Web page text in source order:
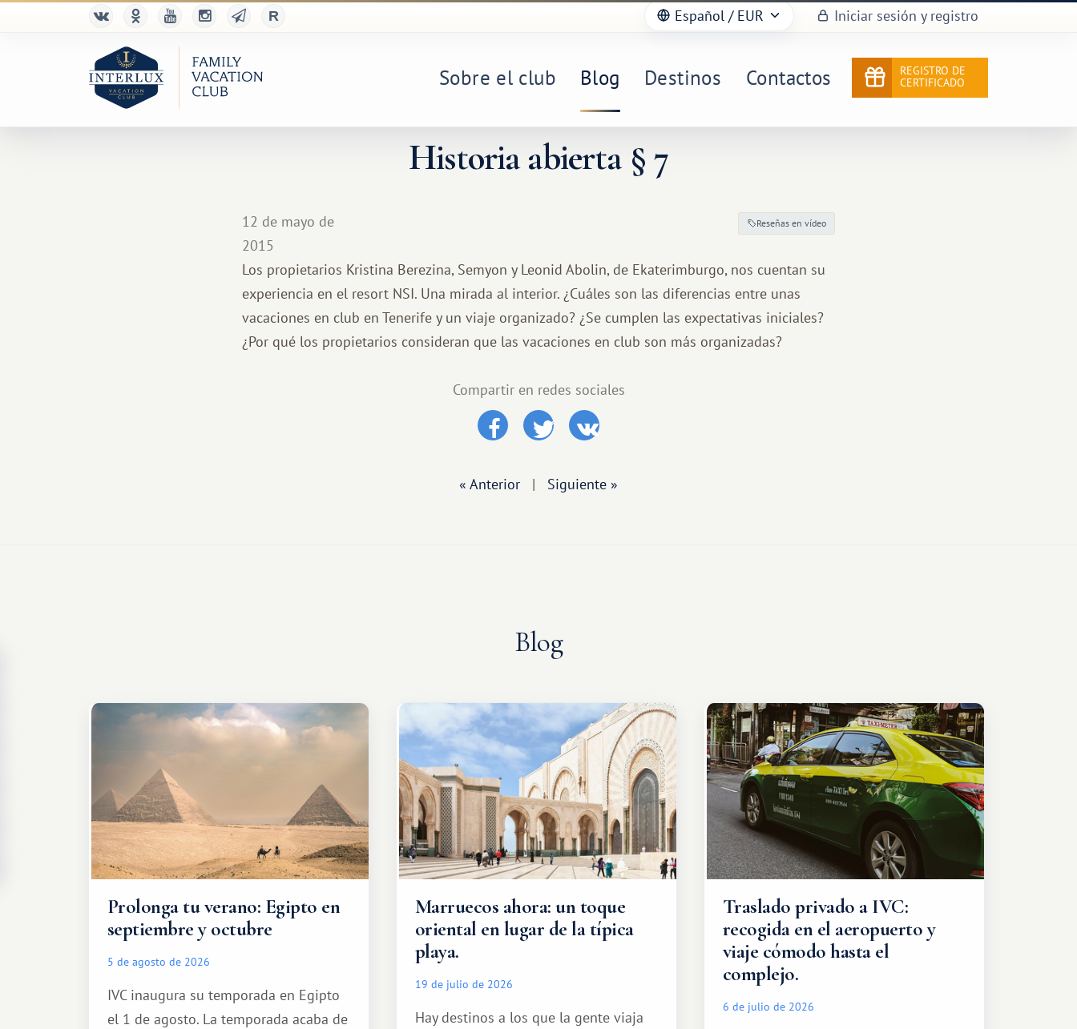
Español / EUR Iniciar sesión y registro
Sobre el club Blog Destinos Contactos
REGISTRO DE
CERTIFICADO
Historia abierta § 7
12 de mayo de
2015
Reseñas en vídeo
Los propietarios Kristina Berezina, Semyon y Leonid Abolin, de Ekaterimburgo, nos cuentan su
experiencia en el resort NSI. Una mirada al interior. ¿Cuáles son las diferencias entre unas
vacaciones en club en Tenerife y un viaje organizado? ¿Se cumplen las expectativas iniciales?
¿Por qué los propietarios consideran que las vacaciones en club son más organizadas?
Compartir en redes sociales
« Anterior | Siguiente »
Blog
Prolonga tu verano: Egipto en
septiembre y octubre
5 de agosto de 2026
IVC inaugura su temporada en Egipto
el 1 de agosto. La temporada acaba de
Marruecos ahora: un toque
oriental en lugar de la típica
playa.
19 de julio de 2026
Hay destinos a los que la gente viaja
Traslado privado a IVC:
recogida en el aeropuerto y
viaje cómodo hasta el
complejo.
6 de julio de 2026